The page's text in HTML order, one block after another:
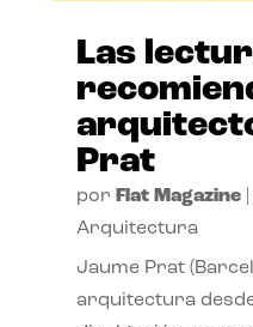
Las
Prat
por Flat Magazine|
Arquitectura
Jaume Prat
arquitectura